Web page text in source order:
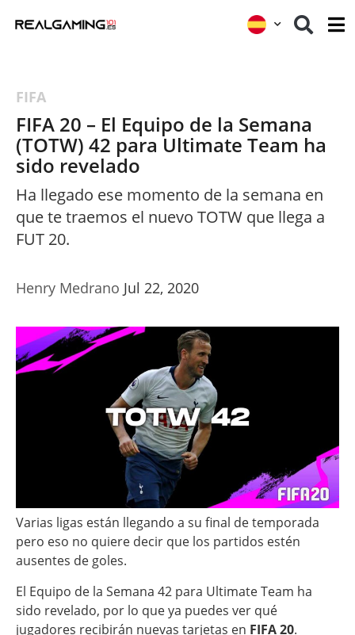
FIFA
FIFA 20 – El Equipo de la Semana
(TOTW) 42 para Ultimate Team ha
sido revelado
Ha llegado ese momento de la semana en
que te traemos el nuevo TOTW que llega a
FUT 20.
Henry Medrano Jul 22, 2020
Varias ligas están llegando a su final de temporada
pero eso no quiere decir que los partidos estén
ausentes de goles.
El Equipo de la Semana 42 para Ultimate Team ha
sido revelado, por lo que ya puedes ver qué
jugadores recibirán nuevas tarjetas en FIFA 20.